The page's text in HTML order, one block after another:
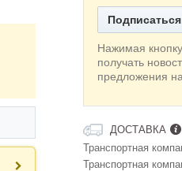
Подписаться
Нажимая
получать
предложения
ДОСТАВКА
Транспортная
Транспортная